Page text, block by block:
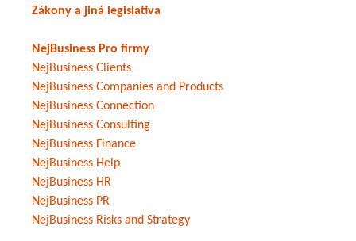
Zákony a jiná legislativa
NejBusiness Pro firmy
NejBusiness Clients
NejBusiness Companies and Products
NejBusiness Connection
NejBusiness Consulting
NejBusiness Finance
NejBusiness Help
NejBusiness HR
NejBusiness PR
NejBusiness Risks and Strategy